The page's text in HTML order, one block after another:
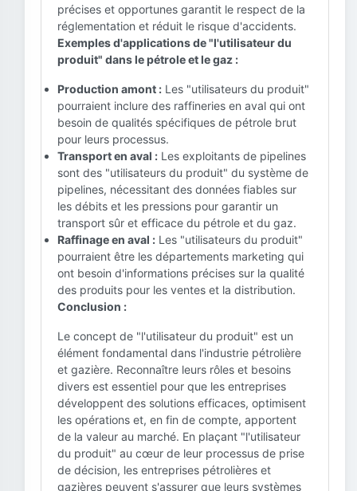
précises et opportunes garantit le respect de la
réglementation et réduit le risque d'accidents.
Exemples d'applications de "l'utilisateur du
produit" dans le pétrole et le gaz :
Production amont : Les "utilisateurs du produit"
pourraient inclure des raffineries en aval qui ont
besoin de qualités spécifiques de pétrole brut
pour leurs processus.
Transport en aval : Les exploitants de pipelines
sont des "utilisateurs du produit" du système de
pipelines, nécessitant des données fiables sur
les débits et les pressions pour garantir un
transport sûr et efficace du pétrole et du gaz.
Raffinage en aval : Les "utilisateurs du produit"
pourraient être les départements marketing qui
ont besoin d'informations précises sur la qualité
des produits pour les ventes et la distribution.
Conclusion :
Le concept de "l'utilisateur du produit" est un
élément fondamental dans l'industrie pétrolière
et gazière. Reconnaître leurs rôles et besoins
divers est essentiel pour que les entreprises
développent des solutions efficaces, optimisent
les opérations et, en fin de compte, apportent
de la valeur au marché. En plaçant "l'utilisateur
du produit" au cœur de leur processus de prise
de décision, les entreprises pétrolières et
gazières peuvent s'assurer que leurs systèmes